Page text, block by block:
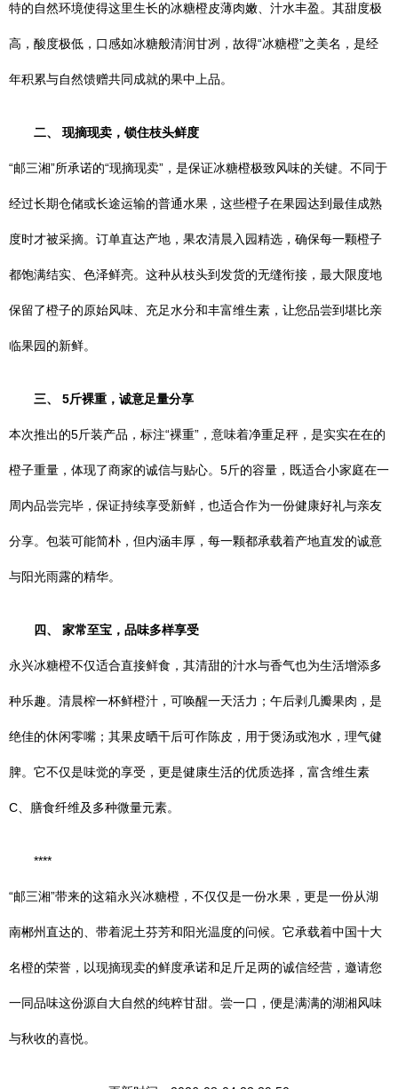
特的自然环境使得这里生长的冰糖橙皮薄肉嫩、汁水丰盈。其甜度极
高，酸度极低，口感如冰糖般清润甘冽，故得“冰糖橙”之美名，是经
年积累与自然馈赠共同成就的果中上品。
二、 现摘现卖，锁住枝头鲜度
“邮三湘”所承诺的“现摘现卖”，是保证冰糖橙极致风味的关键。不同于
经过长期仓储或长途运输的普通水果，这些橙子在果园达到最佳成熟
度时才被采摘。订单直达产地，果农清晨入园精选，确保每一颗橙子
都饱满结实、色泽鲜亮。这种从枝头到发货的无缝衔接，最大限度地
保留了橙子的原始风味、充足水分和丰富维生素，让您品尝到堪比亲
临果园的新鲜。
三、 5斤裸重，诚意足量分享
本次推出的5斤装产品，标注“裸重”，意味着净重足秤，是实实在在的
橙子重量，体现了商家的诚信与贴心。5斤的容量，既适合小家庭在一
周内品尝完毕，保证持续享受新鲜，也适合作为一份健康好礼与亲友
分享。包装可能简朴，但内涵丰厚，每一颗都承载着产地直发的诚意
与阳光雨露的精华。
四、 家常至宝，品味多样享受
永兴冰糖橙不仅适合直接鲜食，其清甜的汁水与香气也为生活增添多
种乐趣。清晨榨一杯鲜橙汁，可唤醒一天活力；午后剥几瓣果肉，是
绝佳的休闲零嘴；其果皮晒干后可作陈皮，用于煲汤或泡水，理气健
脾。它不仅是味觉的享受，更是健康生活的优质选择，富含维生素
C、膳食纤维及多种微量元素。
****
“邮三湘”带来的这箱永兴冰糖橙，不仅仅是一份水果，更是一份从湖
南郴州直达的、带着泥土芬芳和阳光温度的问候。它承载着中国十大
名橙的荣誉，以现摘现卖的鲜度承诺和足斤足两的诚信经营，邀请您
一同品味这份源自大自然的纯粹甘甜。尝一口，便是满满的湖湘风味
与秋收的喜悦。